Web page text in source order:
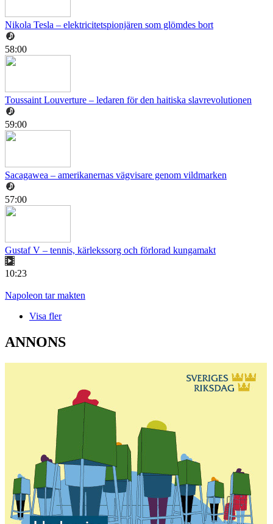
Nikola Tesla – elektricitetspionjären som glömdes bort
58:00
Toussaint Louverture – ledaren för den haitiska slavrevolutionen
59:00
Sacagawea – amerikanernas vägvisare genom vildmarken
57:00
Gustaf V – tennis, kärlekssorg och förlorad kungamakt
10:23
Napoleon tar makten
Visa fler
ANNONS